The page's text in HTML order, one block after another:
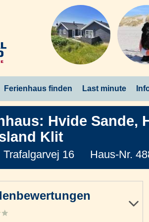
Ferienhaus finden Last minute
Hvide Sande,
Klit
Trafalgarvej 16 Haus-Nr.